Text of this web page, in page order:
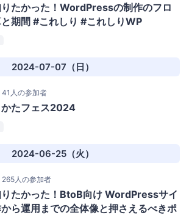
りたかった！WordPressの制作のフロ
期間 #これしり #これしりWP
2024-07-07（日）
41人の参加者
かたフェス2024
2024-06-25（火）
265人の参加者
りたかった！BtoB向け WordPressサイ
から運用までの全体像と押さえるべきポ